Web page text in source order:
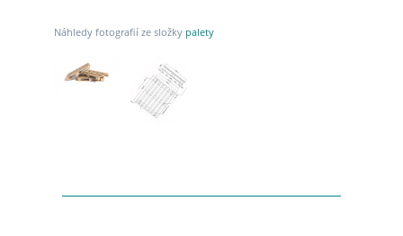
Náhledy fotografií ze složky palety